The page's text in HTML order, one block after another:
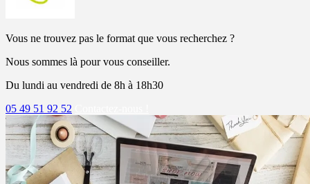
Vous ne trouvez pas le format que vous recherchez ?
Nous sommes là pour vous conseiller.
Du lundi au vendredi de 8h à 18h30
05 49 51 92 52